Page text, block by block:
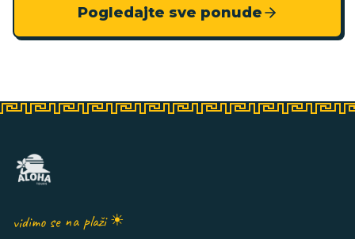
Pogledajte sve ponude
vidimo se na plaži ☀